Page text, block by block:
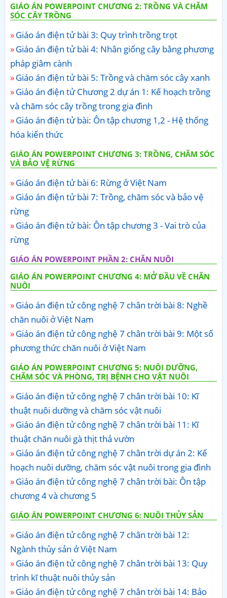
GIÁO ÁN POWERPOINT CHƯƠNG 2: TRỒNG VÀ CHĂM
SÓC CÂY TRỒNG
Giáo án điện tử bài 3: Quy trình trồng trọt
Giáo án điện tử bài 4: Nhân giống cây bằng phương
pháp giâm cành
Giáo án điện tử bài 5: Trồng và chăm sóc cây xanh
Giáo án điện tử Chương 2 dự án 1: Kế hoạch trồng
và chăm sóc cây trồng trong gia đình
Giáo án điện tử bài: Ôn tập chương 1,2 - Hệ thống
hóa kiến thức
GIÁO ÁN POWERPOINT CHƯƠNG 3: TRỒNG, CHĂM SÓC
VÀ BẢO VỆ RỪNG
Giáo án điện tử bài 6: Rừng ở Việt Nam
Giáo án điện tử bài 7: Trồng, chăm sóc và bảo vệ
rừng
Giáo án điện tử bài: Ôn tập chương 3 - Vai trò của
rừng
GIÁO ÁN POWERPOINT PHẦN 2: CHĂN NUÔI
GIÁO ÁN POWERPOINT CHƯƠNG 4: MỞ ĐẦU VỀ CHĂN
NUÔI
Giáo án điện tử công nghệ 7 chân trời bài 8: Nghề
chăn nuôi ở Việt Nam
Giáo án điện tử công nghệ 7 chân trời bài 9: Một số
phương thức chăn nuôi ở Việt Nam
GIÁO ÁN POWERPOINT CHƯƠNG 5: NUÔI DƯỠNG,
CHĂM SÓC VÀ PHÒNG, TRỊ BỆNH CHO VẬT NUÔI
Giáo án điện tử công nghệ 7 chân trời bài 10: Kĩ
thuật nuôi dưỡng và chăm sóc vật nuôi
Giáo án điện tử công nghệ 7 chân trời bài 11: Kĩ
thuật chăn nuôi gà thịt thả vườn
Giáo án điện tử công nghệ 7 chân trời dự án 2: Kế
hoạch nuôi dưỡng, chăm sóc vật nuôi trong gia đình
Giáo án điện tử công nghệ 7 chân trời bài: Ôn tập
chương 4 và chương 5
GIÁO ÁN POWERPOINT CHƯƠNG 6: NUÔI THỦY SẢN
Giáo án điện tử công nghệ 7 chân trời bài 12:
Ngành thủy sản ở Việt Nam
Giáo án điện tử công nghệ 7 chân trời bài 13: Quy
trình kĩ thuật nuôi thủy sản
Giáo án điện tử công nghệ 7 chân trời bài 14: Bảo